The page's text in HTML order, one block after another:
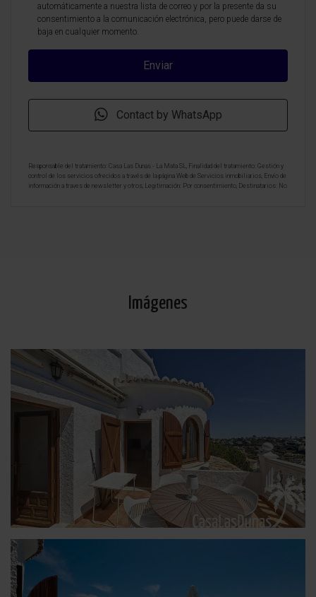
automáticamente a nuestra lista de correo y por la presente da su
consentimiento a la comunicación electrónica, pero puede darse de
baja en cualquier momento.
Contact by WhatsApp
Responsable del tratamiento: Casa Las Dunas - La Mata SL, Finalidad del tratamiento: Gestión y
control de los servicios ofrecidos a través de la página Web de Servicios inmobiliarios, Envío de
información a traves de newsletter y otros, Legitimación: Por consentimiento, Destinatarios: No
Imágenes